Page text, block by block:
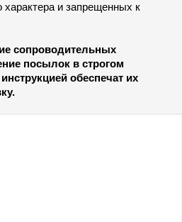
характера и запрещенных к
сопроводительных
посылок в строгом
обеспечат их